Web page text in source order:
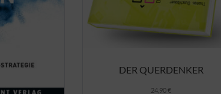
DER QUERDENKER
24,90€